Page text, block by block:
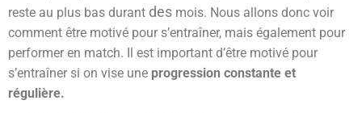
reste au plus bas durant des mois. Nous allons donc voir
comment être motivé pour s’entraîner, mais également pour
performer en match. Il est important d’être motivé pour
s’entraîner si on vise une progression constante et
régulière.